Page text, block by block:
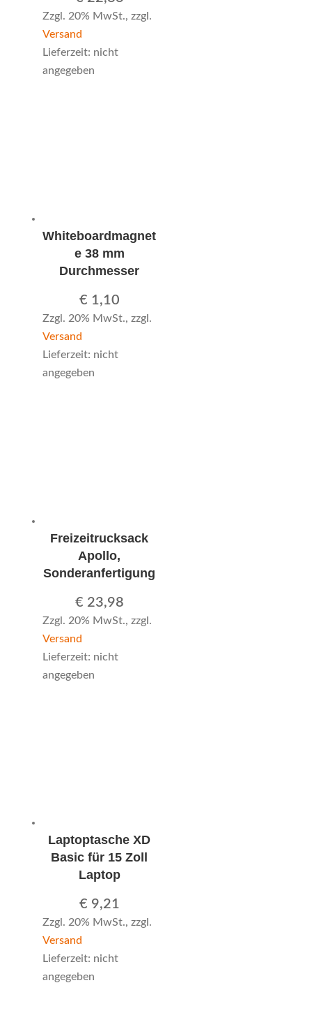
Zzgl. 20% MwSt., zzgl.
Versand
Lieferzeit: nicht
angegeben
Whiteboardmagnet
e 38 mm
Durchmesser
€ 1,10
Zzgl. 20% MwSt., zzgl.
Versand
Lieferzeit: nicht
angegeben
Freizeitrucksack
Apollo,
Sonderanfertigung
€ 23,98
Zzgl. 20% MwSt., zzgl.
Versand
Lieferzeit: nicht
angegeben
Laptoptasche XD
Basic für 15 Zoll
Laptop
€ 9,21
Zzgl. 20% MwSt., zzgl.
Versand
Lieferzeit: nicht
angegeben